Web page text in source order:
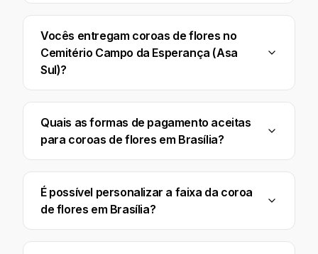
Vocês entregam coroas de flores no
Cemitério Campo da Esperança (Asa
Sul)?
Quais as formas de pagamento aceitas
para coroas de flores em Brasília?
É possível personalizar a faixa da coroa
de flores em Brasília?